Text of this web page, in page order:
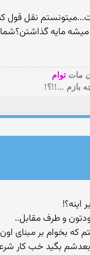
نقل قول
گذاشتن؟شما
ماتتوام
بازم ...!!؟!
و طرف مقابل..
بخوام بر مبنای
بعدشم بگید خب